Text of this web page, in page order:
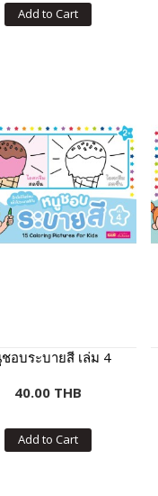
Add to Cart
อบระบายสี เล่ม 4
40.00 THB
Add to Cart